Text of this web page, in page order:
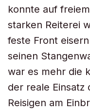
konnte auf
starken Reiterei
feste Front
seinen
war es mehr die
der reale Einsatz
Reisigen am